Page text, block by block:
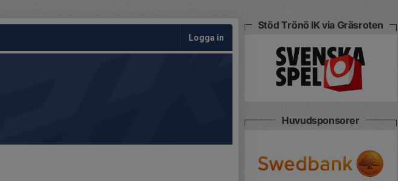
Logga in
Stöd Trönö IK via Gräsroten
Huvudsponsorer